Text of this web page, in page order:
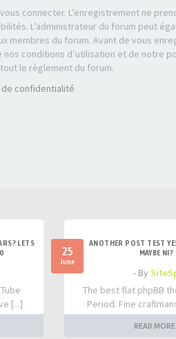
connecter. L’enregistrement ne
L’administrateur du forum peut
membres du forum. Avant de vous
nos conditions d’utilisation et de notre
le règlement du forum.
confidentialité
LETS
[...]
25
June
ANOTHER POST TEST
MAYBE
- By
The best flat phpBB
Period. Fine
READ MORE